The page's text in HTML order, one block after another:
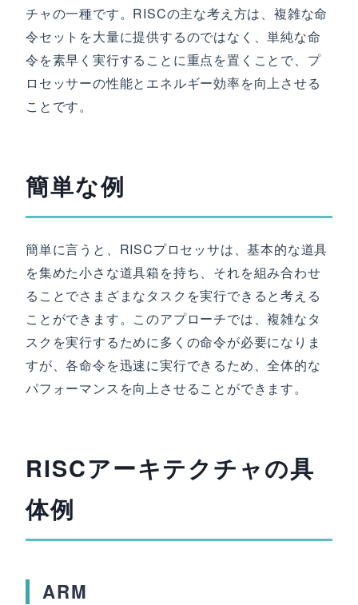
チャの一種です。RISCの主な考え方は、複雑な命
令セットを大量に提供するのではなく、単純な命
令を素早く実行することに重点を置くことで、プ
ロセッサーの性能とエネルギー効率を向上させる
ことです。
簡単な例
簡単に言うと、RISCプロセッサは、基本的な道具
を集めた小さな道具箱を持ち、それを組み合わせ
ることでさまざまなタスクを実行できると考える
ことができます。このアプローチでは、複雑なタ
スクを実行するために多くの命令が必要になりま
すが、各命令を迅速に実行できるため、全体的な
パフォーマンスを向上させることができます。
RISCアーキテクチャの具
体例
ARM